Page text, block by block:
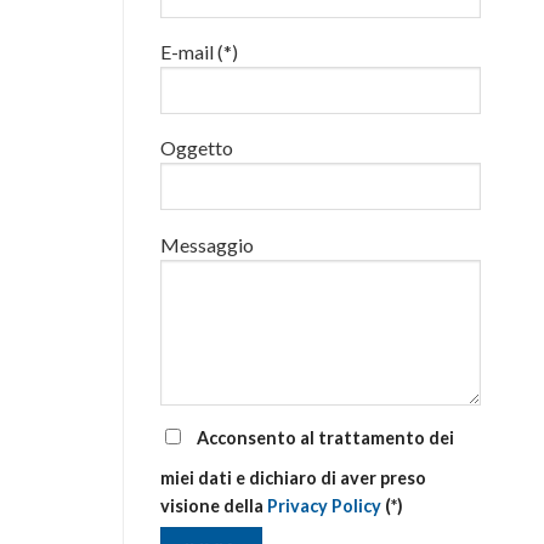
corsi
e
E-mail (*)
Oggetto
Messaggio
Acconsento al trattamento dei
miei dati e dichiaro di aver preso
visione della Privacy Policy (*)